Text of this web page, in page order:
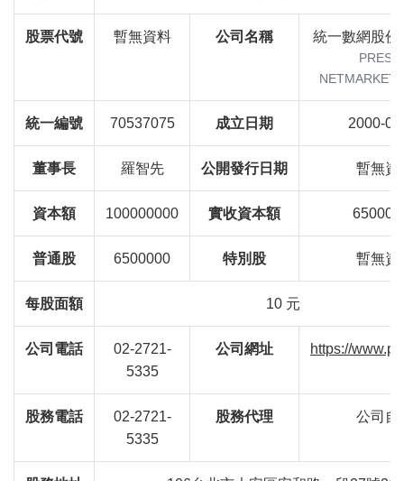
股票代號 暫無資料 公司名稱 統一數網股份
統一編號 70537075 成立日期 2000-
董事長 羅智先 公開發行日期 暫無資
資本額 100000000 實收資本額
普通股 6500000 特別股 暫無資
每股面額 10 元
公司電話
02-2721-
5335
公司網址 https://
股務電話
02-2721-
5335
股務代理 公司自